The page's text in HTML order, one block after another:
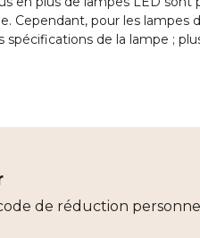
Cependant, pour les
de la lampe ;
de réduction